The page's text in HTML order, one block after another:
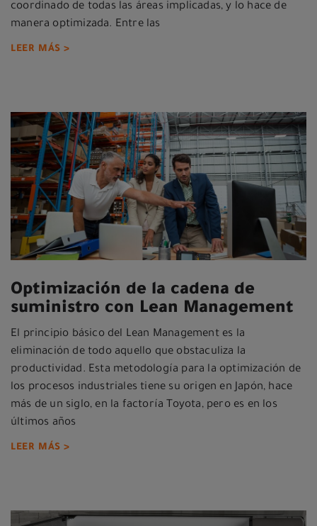
coordinado de todas las áreas implicadas, y lo hace de
manera optimizada. Entre las
LEER MÁS >
Optimización de la cadena de
suministro con Lean Management
El principio básico del Lean Management es la
eliminación de todo aquello que obstaculiza la
productividad. Esta metodología para la optimización de
los procesos industriales tiene su origen en Japón, hace
más de un siglo, en la factoría Toyota, pero es en los
últimos años
LEER MÁS >